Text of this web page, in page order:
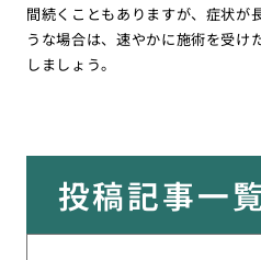
間続くこともありますが、症状が
うな場合は、速やかに施術を受け
しましょう。
投稿記事一